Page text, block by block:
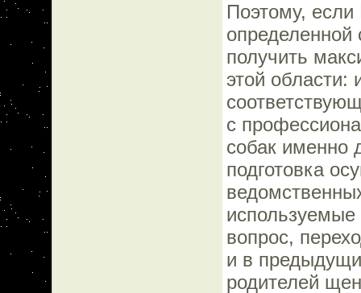
Поэтому,
определенной
получить
этой области:
с
собак именно
подготовка
используемые
вопрос,
и в
родителей